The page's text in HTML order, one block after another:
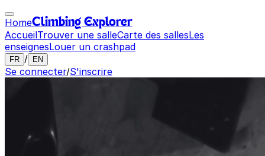
HomeClimbing Explorer
AccueilTrouver une salleCarte des sallesLes
enseignesLouer un crashpad
FR / EN
Se connecter/S'inscrire